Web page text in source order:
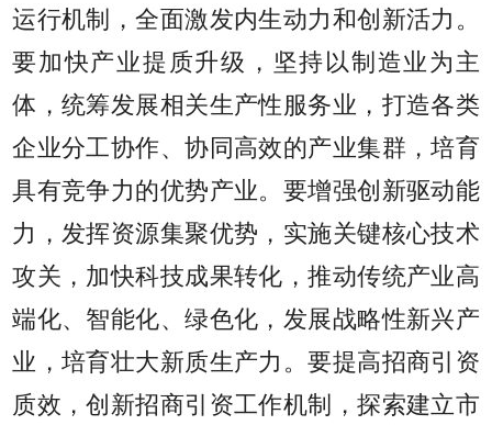
运行机制，全面激发内生动力和创新活力。
要加快产业提质升级，坚持以制造业为主
体，统筹发展相关生产性服务业，打造各类
企业分工协作、协同高效的产业集群，培育
具有竞争力的优势产业。要增强创新驱动能
力，发挥资源集聚优势，实施关键核心技术
攻关，加快科技成果转化，推动传统产业高
端化、智能化、绿色化，发展战略性新兴产
业，培育壮大新质生产力。要提高招商引资
质效，创新招商引资工作机制，探索建立市